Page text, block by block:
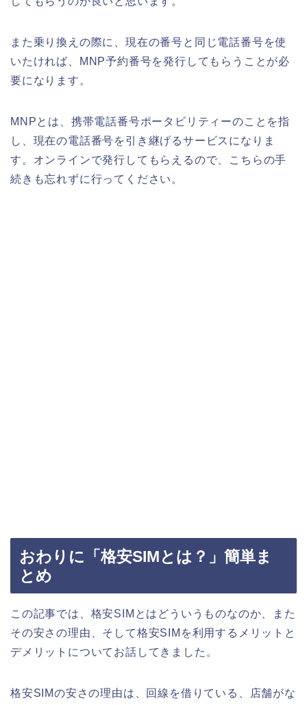
また乗り換えの際に、現在の番号と同じ電話番号を使
いたければ、
MNP予約番号を発行してもらうことが必
要になります。
MNPと は、携帯電話番号ポータビリティーのことを指
し、現在の電話番号を引き継げるサービスになりま
す。 オンラインで発行してもらえるので、こちらの手
続きも忘れずに行ってください。
おわりに「格安SIMとは？」簡単ま
とめ
この記事では、格安SIMとはどういうものなのか、また
その安さの理由、そして格安SIMを利用するメリットと
デメリットについてお話してきました。
格安SIMの安さの理由は、回線を借りている、店舗がな